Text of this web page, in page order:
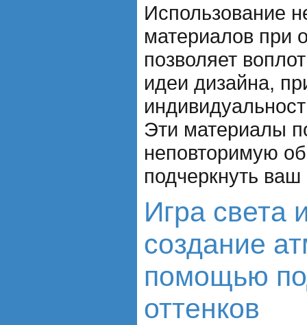
Использование
материалов при
позволяет
идеи дизайна,
Эти материалы
неповторимую
подчеркнуть ваш
Игра света
создание
помощью
оттенков